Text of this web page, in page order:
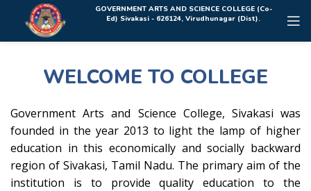
Rolex Replica Uhren DeutschlandGOVERNMENT ARTS AND SCIENCE COLLEGE (Co-
Ed) Sivakasi - 626124, Virudhunagar (Dist).
WELCOME TO COLLEGE
Government Arts and Science College, Sivakasi was
founded in the year 2013 to light the lamp of higher
education in this economically and socially backward
region of Sivakasi, Tamil Nadu. The primary aim of the
institution is to provide quality education to the